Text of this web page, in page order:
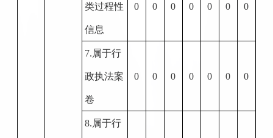
类过程性
信息
0 0 0 0 0 0 0
7.属于行
政执法案
卷
0 0 0 0 0 0 0
8.属于行